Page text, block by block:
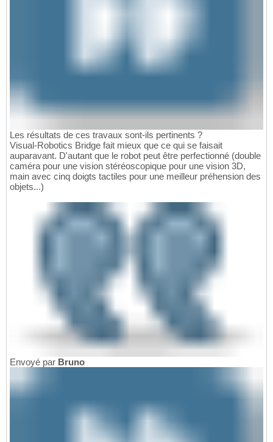
Les résultats de ces travaux sont-ils pertinents ?
Visual-Robotics Bridge fait mieux que ce qui se faisait
auparavant. D'autant que le robot peut être perfectionné (double
caméra pour une vision stéréoscopique pour une vision 3D,
main avec cinq doigts tactiles pour une meilleur préhension des
objets...)
Envoyé par Bruno